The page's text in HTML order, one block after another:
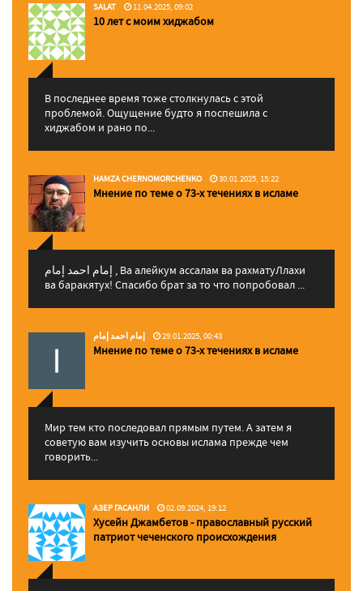
SALAT 11.04.2025, 09:02
10 лет с моим хиджабом
В последнее время тоже столкнулась с этой
проблемой. Ощущение будто я поспешила с
хиджабом и рано по...
HAMZA CHERNOMORCHENKO 30.01.2025, 15:22
Мнение по теме о 73-х течениях в исламе
إمام احمد إمام , Ва алейкум ассалам ва рахматуЛлахи
ва баракятух! Спасибо брат за то что попробовал ...
إمام احمد إمام 29.01.2025, 00:43
Мнение по теме о 73-х течениях в исламе
Мир тем кто последовал прямым путем. А затем я
советую вам изучить основы ислама прежде чем
говорить...
АЗЕР ГАСАНЛИ 02.09.2024, 19:12
Хусейн Джамбетов - православный русский
патриот чеченского происхождения